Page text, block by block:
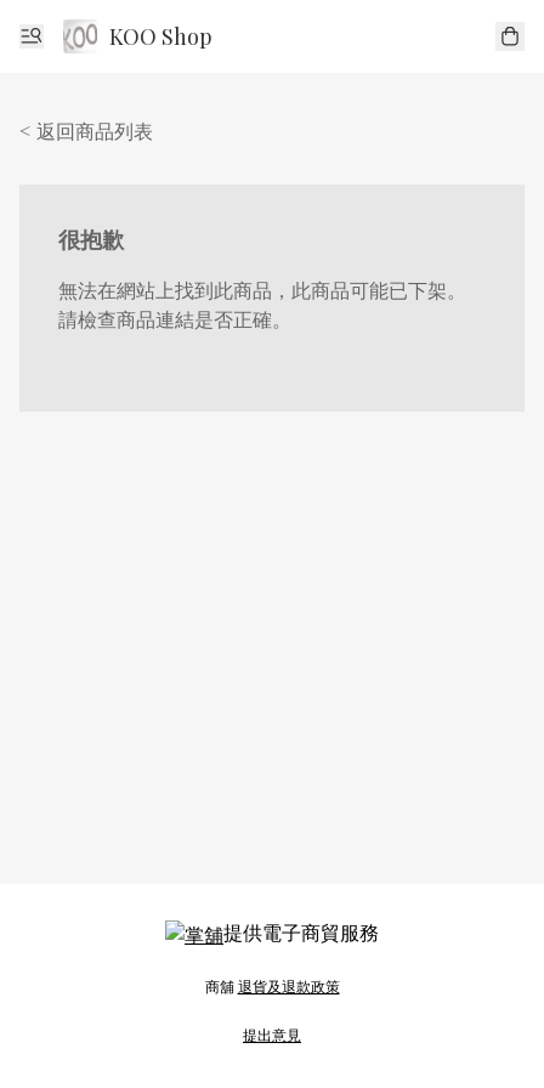
KOO Shop
< 返回商品列表
很抱歉
無法在網站上找到此商品，此商品可能已下架。
請檢查商品連結是否正確。
提供電子商貿服務
商舖退貨及退款政策
提出意見